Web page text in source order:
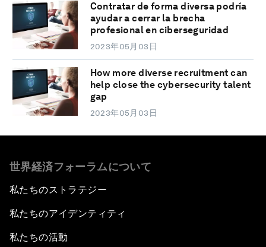
Contratar de forma diversa podría
ayudar a cerrar la brecha
profesional en ciberseguridad
2023年05月03日
How more diverse recruitment can
help close the cybersecurity talent
gap
2023年05月03日
世界経済フォーラムについて
私たちのストラテジー
私たちのアイデンティティ
私たちの活動